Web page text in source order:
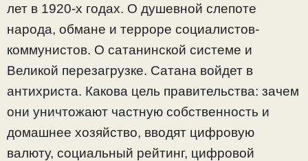
лет в 1920-х годах. О душевной слепоте
народа, обмане и терроре социалистов-
коммунистов. О сатанинской системе и
Великой перезагрузке. Сатана войдет в
антихриста. Какова цель правительства: зачем
они уничтожают частную собственность и
домашнее хозяйство, вводят цифровую
валюту, социальный рейтинг, цифровой